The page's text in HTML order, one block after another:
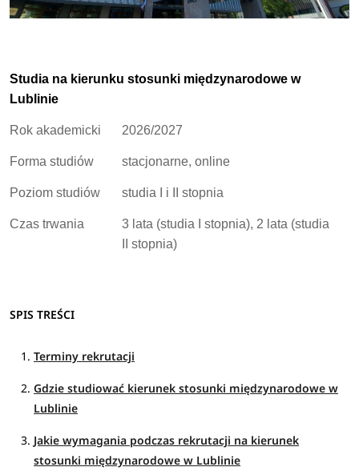
Studia na kierunku stosunki międzynarodowe w
Lublinie
Rok akademicki 2026/2027
Forma studiów stacjonarne, online
Poziom studiów studia I i II stopnia
Czas trwania
3 lata (studia I stopnia), 2 lata (studia
II stopnia)
SPIS TREŚCI
Terminy rekrutacji
Gdzie studiować kierunek stosunki międzynarodowe w
Lublinie
Jakie wymagania podczas rekrutacji na kierunek
stosunki międzynarodowe w Lublinie